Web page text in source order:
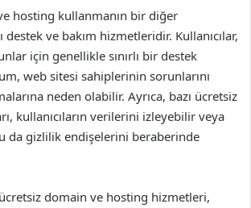
hosting kullanmanın bir diğer
destek ve bakım hizmetleridir. Kullanıcılar,
için genellikle sınırlı bir destek
web sitesi sahiplerinin sorunlarını
neden olabilir. Ayrıca, bazı ücretsiz
kullanıcıların verilerini izleyebilir veya
da gizlilik endişelerini beraberinde
domain ve hosting hizmetleri,